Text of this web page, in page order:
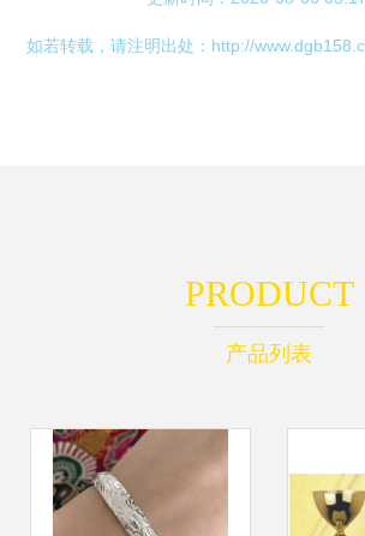
如若转载，请注明出处：http://
PRODUCT
产品列表